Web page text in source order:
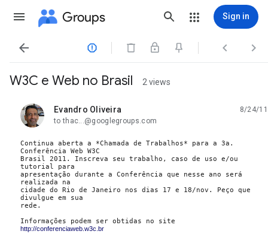
Groups Sign in
   
W3C e Web no Brasil 2 views
Evandro Oliveira
unread,
8/24/11
to thac...@googlegroups.com
Continua aberta a *Chamada de Trabalhos* para a 3a.
Conferência Web W3C
Brasil 2011. Inscreva seu trabalho, caso de uso e/ou
tutorial para
apresentação durante a Conferência que nesse ano será
realizada na
cidade do Rio de Janeiro nos dias 17 e 18/nov. Peço que
divulgue em sua
rede.
http://conferenciaweb.w3c.br